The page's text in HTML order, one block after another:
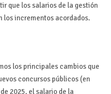
que los salarios de la gestión
los incrementos acordados.
los principales cambios que
concursos públicos (en
2025, el salario de la